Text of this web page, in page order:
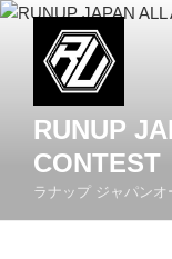
コ
ッ
RUNUP
CONTEST
ラナップ ジャパン